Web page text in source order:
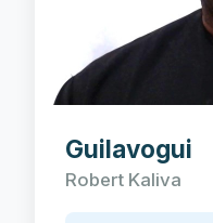
Guilavogui
Robert Kaliva